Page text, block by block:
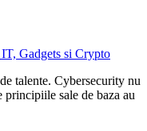
Gadgets si Crypto
talente. Cybersecurity nu
principiile sale de baza au